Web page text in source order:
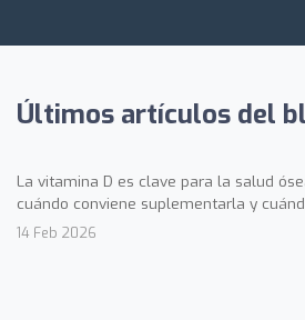
Últimos artículos del
La vitamina D es clave para la salud
cuándo conviene suplementarla y
14 Feb 2026